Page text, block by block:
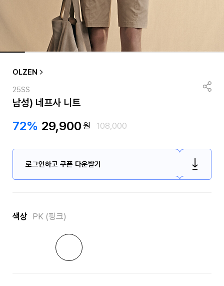
OLZEN
25SS
남성) 네프사 니트
72% 29,900원 108,000
로그인하고 쿠폰 다운받기
색상 PK (핑크)